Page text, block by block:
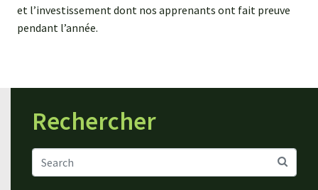
et l’investissement dont nos apprenants ont fait preuve
pendant l’année.
Rechercher